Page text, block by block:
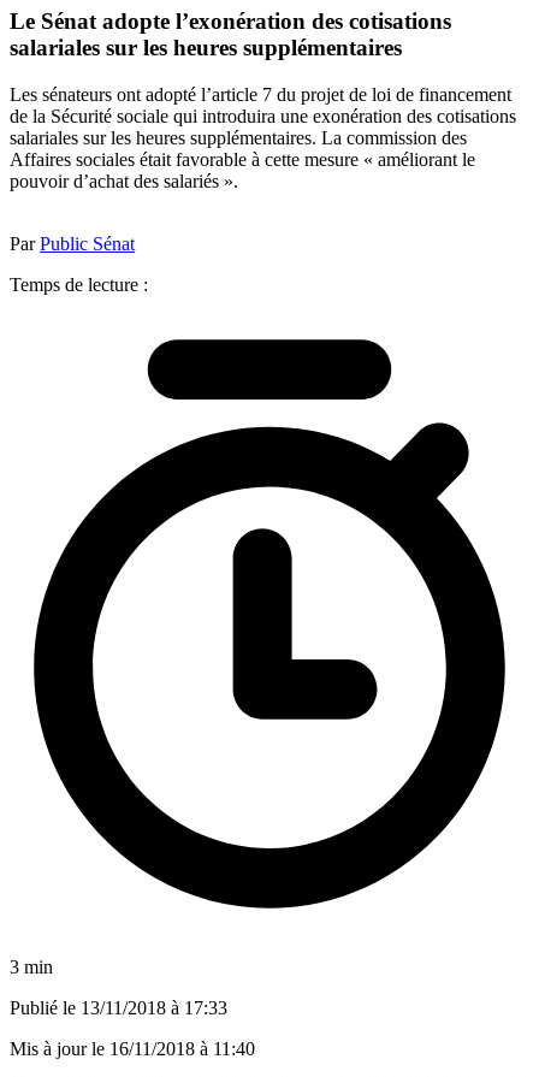
Le Sénat adopte l’exonération des cotisations
salariales sur les heures supplémentaires
Les sénateurs ont adopté l’article 7 du projet de loi de financement
de la Sécurité sociale qui introduira une exonération des cotisations
salariales sur les heures supplémentaires. La commission des
Affaires sociales était favorable à cette mesure « améliorant le
pouvoir d’achat des salariés ».
ParPublic Sénat
Temps de lecture :
3 min
Publié le 13/11/2018 à 17:33
Mis à jour le 16/11/2018 à 11:40